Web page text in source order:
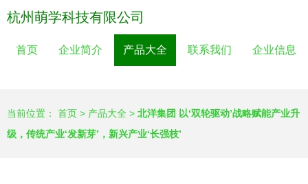
杭州萌学科技有限公司
首页 企业简介 产品大全 联系我们 企业信息
当前位置： 首页 > 产品大全 > 北洋集团 以‘双轮驱动’战略赋能产业升
级，传统产业‘发新芽’，新兴产业‘长强枝’